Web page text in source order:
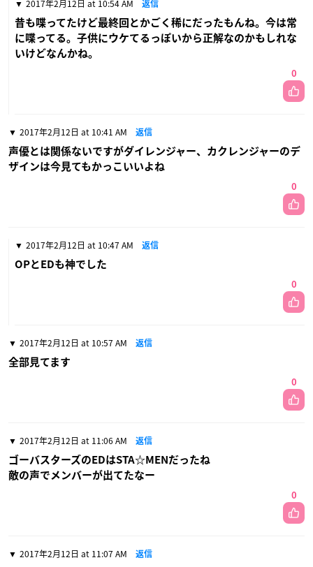
2017年2月12日 at 10:54 AM 返信
昔も喋ってたけど最終回とかごく稀にだったもんね。今は常
に喋ってる。子供にウケてるっぽいから正解なのかもしれな
いけどなんかね。
0
2017年2月12日 at 10:41 AM 返信
声優とは関係ないですがダイレンジャー、カクレンジャーのデ
ザインは今見てもかっこいいよね
0
2017年2月12日 at 10:47 AM 返信
OPとEDも神でした
0
2017年2月12日 at 10:57 AM 返信
全部見てます
0
2017年2月12日 at 11:06 AM 返信
ゴーバスターズのEDはSTA☆MENだったね
敵の声でメンバーが出てたなー
0
2017年2月12日 at 11:07 AM 返信